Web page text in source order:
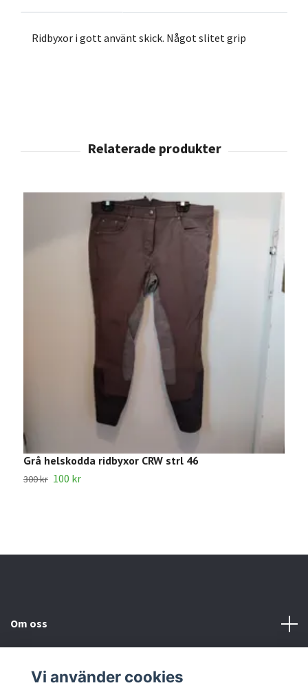
Ridbyxor i gott använt skick. Något slitet grip
Grå helskodda ridbyxor CRW strl 46
300 kr 100 kr
Om oss
Vi använder cookies